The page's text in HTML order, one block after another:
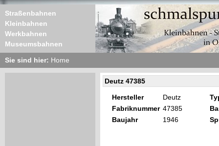
Straßenbahnen
Kleinbahnen
Werkbahnen
Museumsbahnen
Sie sind hier: Home
Deutz 47385
Hersteller Deutz
Fabriknummer 47385
Baujahr
1946